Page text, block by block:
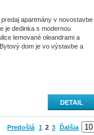
apartmány v novostavbe
je dedinka s modernou
lemované oleandrami a
dom je vo výstavbe a
DETAIL
Predošlá 1 2 3 Ďalšia